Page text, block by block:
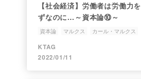
【社会経済】労働者は労働力
ずなのに…～資本論⑩～
資本論 マルクス カール・マルクス
KTAG
2022/01/11